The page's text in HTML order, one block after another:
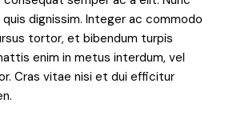
dignissim. Integer ac commodo
tortor, et bibendum turpis
enim in metus interdum, vel
Cras vitae nisi et dui efficitur